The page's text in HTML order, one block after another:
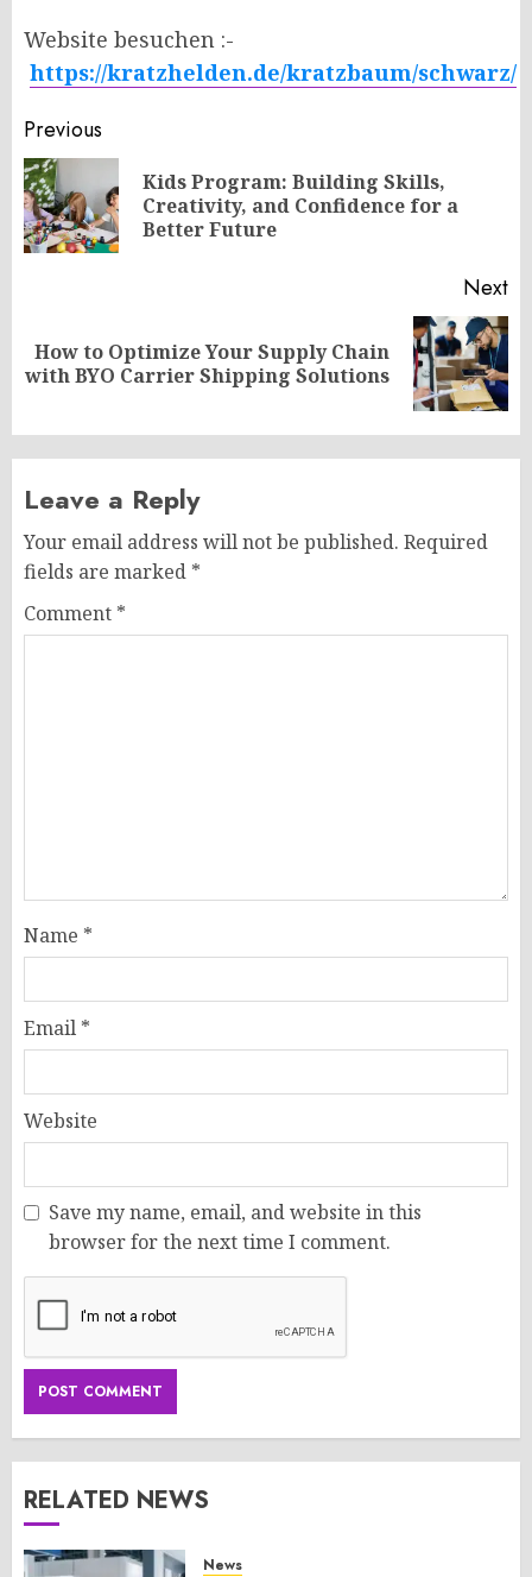
Website besuchen :-
https://kratzhelden.de/kratzbaum/schwarz/
Post
navigation
Previous
Kids Program: Building Skills,
Creativity, and Confidence for a
Better Future
Next
Next
post:
How to Optimize Your Supply Chain
with BYO Carrier Shipping Solutions
Leave a Reply
Your email address will not be published. Required
fields are marked *
Comment *
Name *
Email *
Website
Save my name, email, and website in this
browser for the next time I comment.
RELATED NEWS
News